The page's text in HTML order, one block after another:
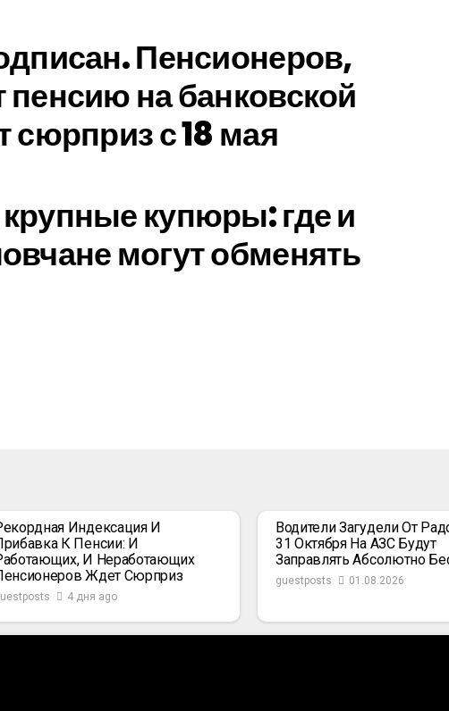
Пенсионеров,
пенсию на банковской
сюрприз с 18 мая
купюры: где и
могут обменять
Индексация И
К Пенсии: И
И Неработающих
Ждет Сюрприз
4 дня ago
Водители Загудели От
31 Октября На АЗС Будут
Заправлять Абсолютно
guestposts 01.08.2026